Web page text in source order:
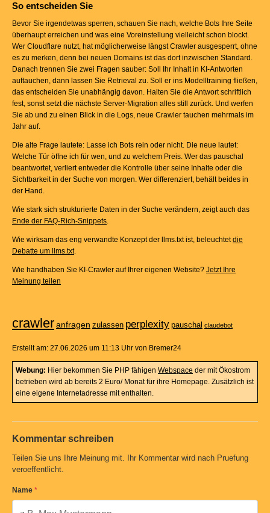
So entscheiden Sie
Bevor Sie irgendetwas sperren, schauen Sie nach, welche Bots Ihre Seite
überhaupt erreichen und was eine Voreinstellung vielleicht schon blockt.
Wer Cloudflare nutzt, hat möglicherweise längst Crawler ausgesperrt, ohne
es zu merken, denn bei neuen Domains ist das dort inzwischen Standard.
Danach trennen Sie zwei Fragen sauber: Soll Ihr Inhalt in KI-Antworten
auftauchen, dann lassen Sie Retrieval zu. Soll er ins Modelltraining fließen,
das entscheiden Sie unabhängig davon. Halten Sie die Antwort schriftlich
fest, sonst setzt die nächste Server-Migration alles still zurück. Und werfen
Sie ab und zu einen Blick in die Logs, neue Crawler tauchen mehrmals im
Jahr auf.
Die alte Frage lautete: Lasse ich Bots rein oder nicht. Die neue lautet:
Welche Tür öffne ich für wen, und zu welchem Preis. Wer das pauschal
beantwortet, verliert entweder die Kontrolle über seine Inhalte oder die
Sichtbarkeit in der Suche von morgen. Wer differenziert, behält beides in
der Hand.
Wie stark sich strukturierte Daten in der Suche verändern, zeigt auch das
Ende der FAQ-Rich-Snippets.
Wie wirksam das eng verwandte Konzept der llms.txt ist, beleuchtetdie
Debatte um llms.txt.
Wie handhaben Sie KI-Crawler auf Ihrer eigenen Website? Jetzt Ihre
Meinung teilen
crawleranfragen zulassen perplexity pauschal claudebot
Erstellt am: 27.06.2026 um 11:13 Uhr von Bremer24
Webung: Hier bekommen Sie PHP fähigen Webspace der mit Ökostrom
betrieben wird ab bereits 2 Euro/ Monat für ihre Homepage. Zusätzlich ist
eine eigene Internetadresse mit enthalten.
Kommentar schreiben
Teilen Sie uns Ihre Meinung mit. Ihr Kommentar wird nach Pruefung
veroeffentlicht.
Name *